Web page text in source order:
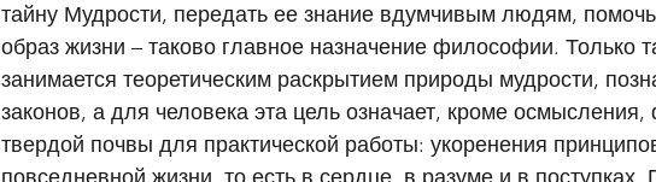
тайну Мудрости, передать ее знание вдумчивым людям,
образ жизни – таково главное назначение философии. Только
занимается теоретическим раскрытием природы мудрости,
законов, а для человека эта цель означает, кроме
твердой почвы для практической работы: укоренения